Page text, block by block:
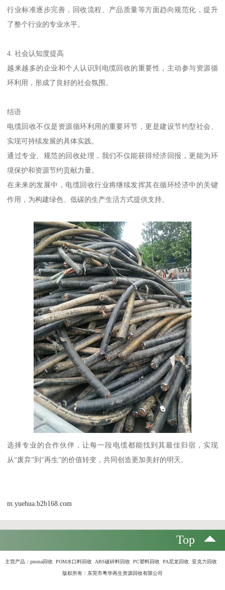
行业标准逐步完善，回收流程、产品质量等方面趋向规范化，提升
了整个行业的专业水平。
4. 社会认知度提高
越来越多的企业和个人认识到电缆回收的重要性，主动参与资源循
环利用，形成了良好的社会氛围。
结语
电缆回收不仅是资源循环利用的重要环节，更是建设节约型社会、
实现可持续发展的具体实践。
通过专业、规范的回收处理，我们不仅能获得经济回报，更能为环
境保护和资源节约贡献力量。
在未来的发展中，电缆回收行业将继续发挥其在循环经济中的关键
作用，为构建绿色、低碳的生产生活方式提供支持。
选择专业的合作伙伴，让每一段电缆都能找到其最佳归宿，实现
从“废弃”到“再生”的价值转变，共同创造更加美好的明天。
m.yuehua.b2b168.com
Top
主营产品： pmma回收 POM水口料回收 ABS破碎料回收 PC塑料回收 PA尼龙回收 亚克力回收
版权所有：东莞市粤华再生资源回收有限公司